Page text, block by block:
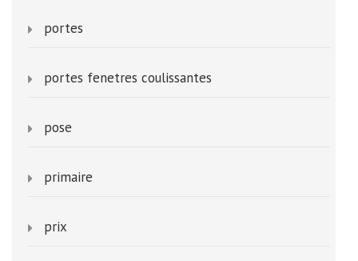
portes
portes fenetres coulissantes
pose
primaire
prix